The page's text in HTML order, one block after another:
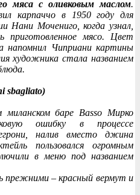
мяса с оливковым маслом.
карпаччо в 1950 году для
Нани Мочениго, когда узнал,
мясо. Цвет
напомнил Чиприани картины
художника стала названием
sbagliato)
баре Basso Мирко
ошибку в процессе
налив вместо джина
пользовался огромным
в меню под названием
прежними – красный вермут и